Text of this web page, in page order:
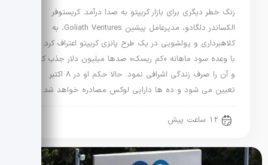
زنگ خطر دیگری برای بازار کریپتو به صدا درآمد. کریستوفر
الکساندر دلگادو، مدیرعامل پیشین Goliath Ventures، به
کلاهبرداری و پولشویی در یک طرح پانزی کریپتو اعتراف کرد. او
با وعده سود ماهانه «کم ریسک» صدها میلیون دلار جذب کرد
و آن را صرف زندگی اشرافی نمود. حالا حکم او در 8 اکتبر
تعیین می شود و ده ها دارایی لوکس مصادره خواهد شد.
12 ساعت پیش